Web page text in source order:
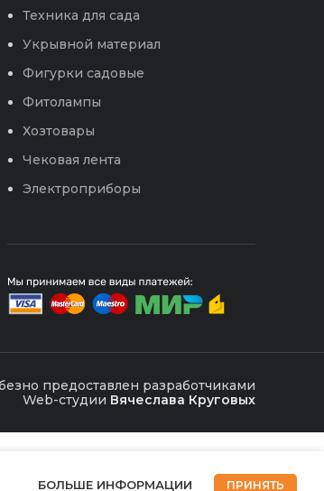
Техника для сада
Укрывной материал
Фигурки садовые
Фитолампы
Хозтовары
Чековая лента
Электроприборы
предоставлен разработчиками
Web-студии Вячеслава Круговых
БОЛЬШЕ ИНФОРМАЦИИ ПРИНЯТЬ